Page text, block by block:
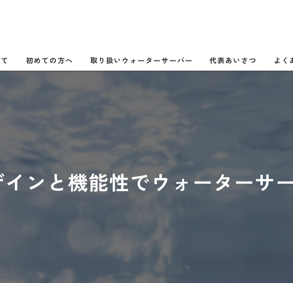
初めての方へ 取り扱いウォーターサーバー 代表あいさつ よく
インと機能性でウォーターサ